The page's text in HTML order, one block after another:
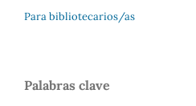
Para bibliotecarios/as
Palabras clave